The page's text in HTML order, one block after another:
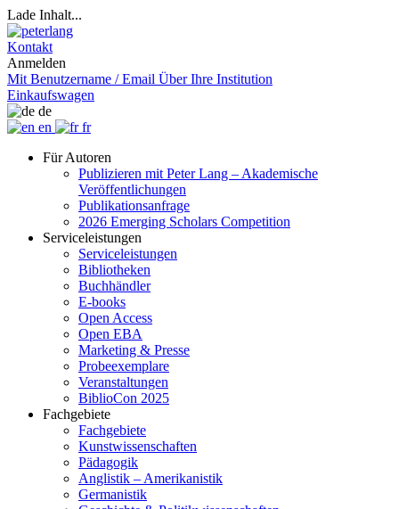
Lade Inhalt...
Kontakt
Anmelden
Mit Benutzername / Email Über Ihre Institution
Einkaufswagen
de
en
fr
Für Autoren
Publizieren mit Peter Lang – Akademische
Veröffentlichungen
Publikationsanfrage
2026 Emerging Scholars Competition
Serviceleistungen
Serviceleistungen
Bibliotheken
Buchhändler
E-books
Open Access
Open EBA
Marketing & Presse
Probeexemplare
Veranstaltungen
BiblioCon 2025
Fachgebiete
Fachgebiete
Kunstwissenschaften
Pädagogik
Anglistik – Amerikanistik
Germanistik